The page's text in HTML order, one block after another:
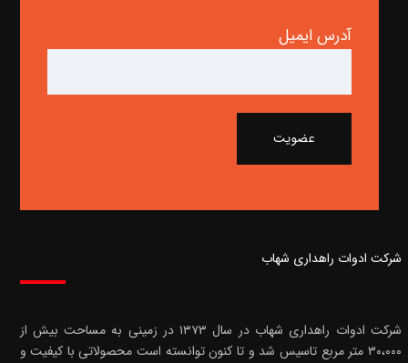
آدرس ایمیل
عضویت
شرکت ادوات راهداری شهاب
شرکت ادوات راهداری شهاب در سال ۱۳۷۳ در زمینی به مساحت بیش از
۳۰،۰۰۰ متر مربع تاسیس شد و تا کنون توانسته است محصولاتی با کیفیت و